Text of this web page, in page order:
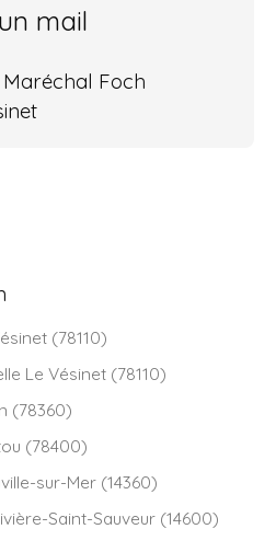
mail
Foch
(78110)
Le Vésinet (78110)
(78360)
(78400)
sur-Mer (14360)
Saint-Sauveur (14600)